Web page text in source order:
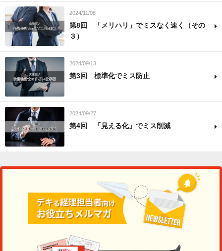
2024/11/08
第8回 「メリハリ」でミスなく速く（その
３）
2024/09/13
第3回 標準化でミス防止
2024/09/27
第4回 「見える化」でミス削減